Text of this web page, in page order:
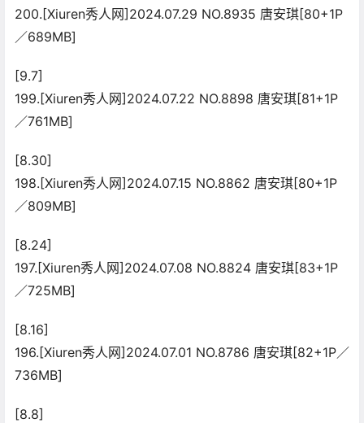
200.[Xiuren秀人网]2024.07.29 NO.8935 唐安琪[80+1P
／689MB]
[9.7]
199.[Xiuren秀人网]2024.07.22 NO.8898 唐安琪[81+1P
／761MB]
[8.30]
198.[Xiuren秀人网]2024.07.15 NO.8862 唐安琪[80+1P
／809MB]
[8.24]
197.[Xiuren秀人网]2024.07.08 NO.8824 唐安琪[83+1P
／725MB]
[8.16]
196.[Xiuren秀人网]2024.07.01 NO.8786 唐安琪[82+1P／
736MB]
[8.8]